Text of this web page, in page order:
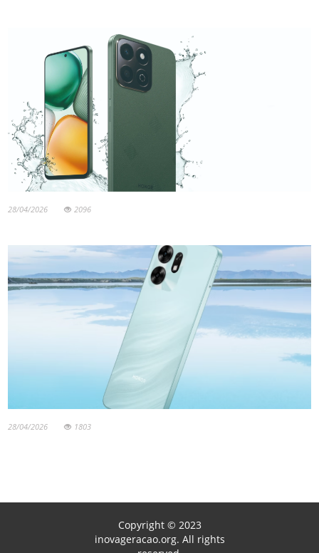
28/04/2026 2096
28/04/2026 1803
Copyright © 2023
inovageracao.org. All rights